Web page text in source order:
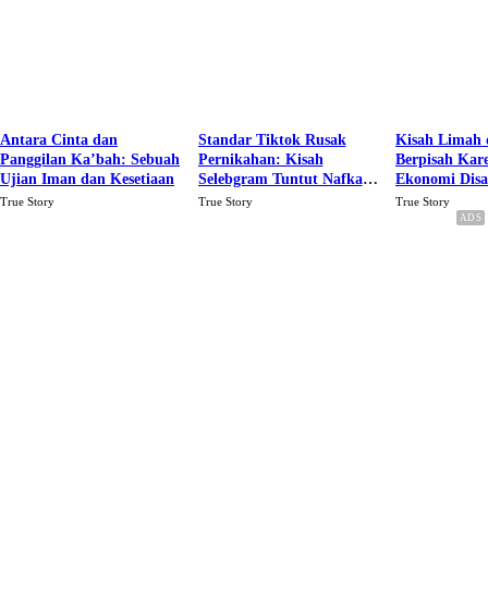
Antara Cinta dan
Panggilan Ka’bah: Sebuah
Ujian Iman dan Kesetiaan
True Story
Standar Tiktok Rusak
Pernikahan: Kisah
Selebgram Tuntut Nafkah
Rp.15 Juta Perbulan
True Story
Kisah Limah
Berpisah
Ekonomi
Karena Cinta
True Story